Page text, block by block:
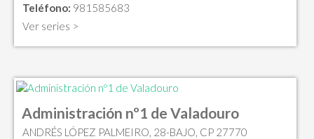
Teléfono: 981585683
Ver series >
Administración nº1 de Valadouro
ANDRÉS LÓPEZ PALMEIRO, 28-BAJO, CP 27770